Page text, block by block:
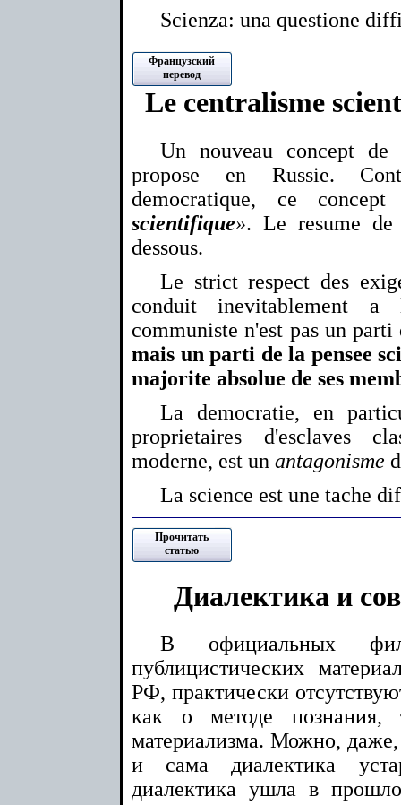
Scienza: una questione
Французский
перевод
Le centralisme
Un nouveau concept
propose en Russie.
democratique, ce
scientifique». Le resume de
dessous.
Le strict respect des
conduit inevitablement
communiste n'est pas un
mais un parti de la pensee
majorite absolue de ses
La democratie, en
proprietaires d'esclaves
moderne, est un antagonisme
La science est une tache
Прочитать
статью
Диалектика и
В официальных
публицистических
РФ, практически
как о методе познания,
материализма. Можно, даже,
и сама диалектика
диалектика ушла в